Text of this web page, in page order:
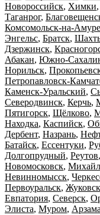
Новороссийск, Химки,
Таганрог,
Комсомольск-на-Амуре
Энгельс, Братск,
Дзержинск,
Абакан, Южно-
Норильск,
Петропавловск-
Каменск-Уральский,
Северодвинск, Керчь,
Пятигорск, Щёлково,
Находка, Каспийск,
Дербент, Назрань,
Батайск, Ессентуки,
Долгопрудный, Реутов,
Новомосковск,
Невинномысск,
Первоуральск,
Евпатория, Северск,
Элиста, Муром,